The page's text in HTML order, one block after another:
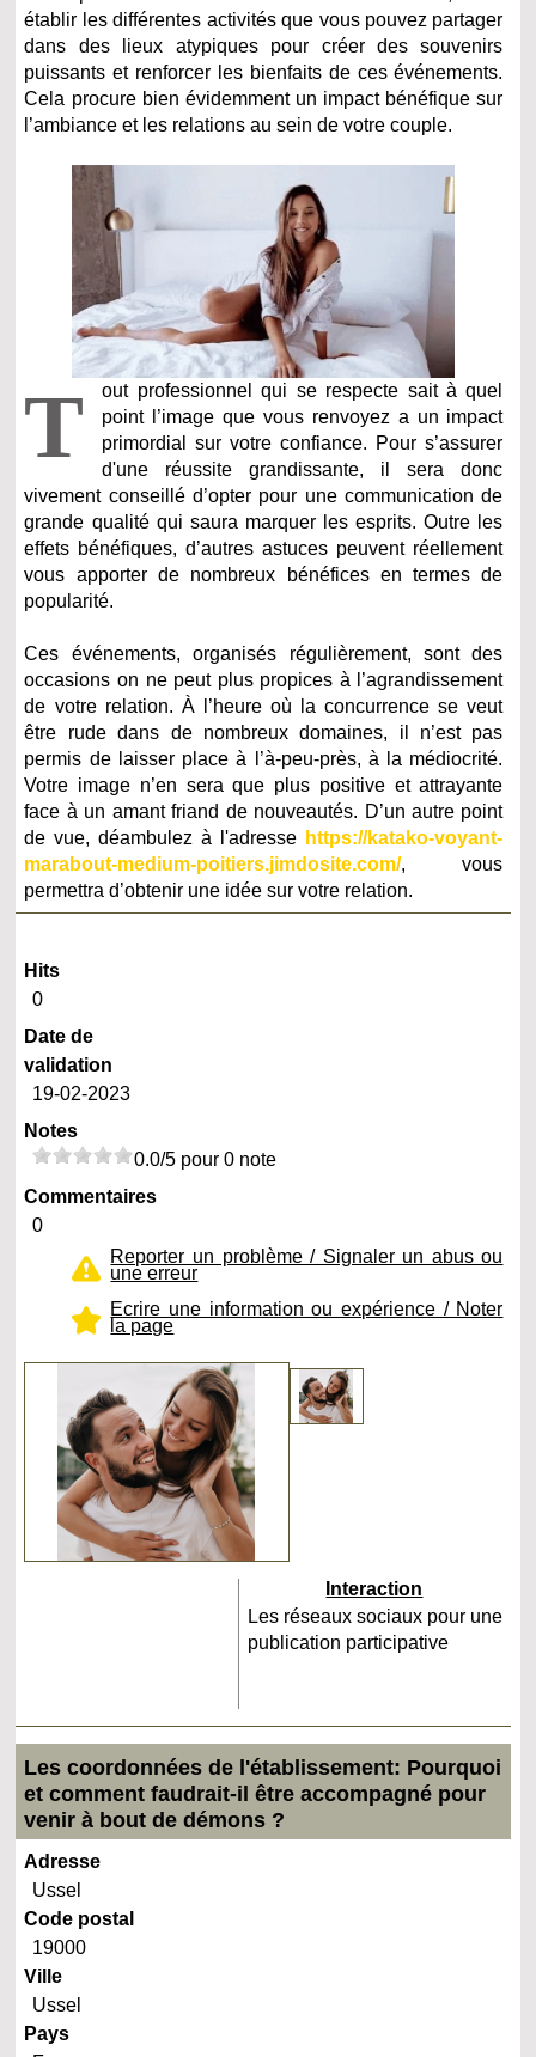
établir les différentes activités que vous pouvez partager
dans des lieux atypiques pour créer des souvenirs
puissants et renforcer les bienfaits de ces événements.
Cela procure bien évidemment un impact bénéfique sur
l’ambiance et les relations au sein de votre couple.
T
out professionnel qui se respecte sait à quel
point l’image que vous renvoyez a un impact
primordial sur votre confiance. Pour s’assurer
d'une réussite grandissante, il sera donc
vivement conseillé d’opter pour une communication de
grande qualité qui saura marquer les esprits. Outre les
effets bénéfiques, d’autres astuces peuvent réellement
vous apporter de nombreux bénéfices en termes de
popularité.
Ces événements, organisés régulièrement, sont des
occasions on ne peut plus propices à l’agrandissement
de votre relation. À l’heure où la concurrence se veut
être rude dans de nombreux domaines, il n’est pas
permis de laisser place à l’à-peu-près, à la médiocrité.
Votre image n’en sera que plus positive et attrayante
face à un amant friand de nouveautés. D’un autre point
de vue, déambulez à l'adresse https://katako-voyant-
marabout-medium-poitiers.jimdosite.com/, vous
permettra d’obtenir une idée sur votre relation.
Hits
0
Date de
validation
19-02-2023
Notes
0.0/5 pour 0 note
Commentaires
0
Reporter un problème / Signaler un abus ou
une erreur
Ecrire une information ou expérience / Noter
la page
Interaction
Les réseaux sociaux pour une
publication participative
Les coordonnées de l'établissement: Pourquoi
et comment faudrait-il être accompagné pour
venir à bout de démons ?
Adresse
Ussel
Code postal
19000
Ville
Ussel
Pays